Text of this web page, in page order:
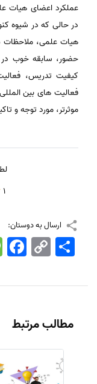
عملکرد اعضای هیات
در حالی که در شیوه
هیات علمی،
حضور، سابقه خوب در
کیفیت تدریس،
فعالیت های بین
موثرتر، مورد توجه و
1
ارسال به دوستان:
Copy
Link
اشتراک
مطالب مرتبط